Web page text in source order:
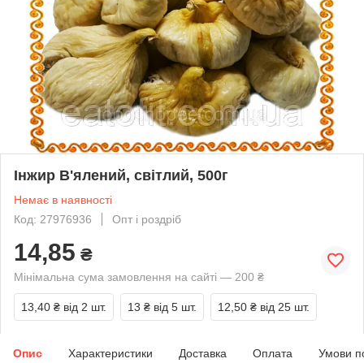
Інжир В'ялений, світлий, 500г
Немає в наявності
Код: 27976936
Опт і роздріб
14,85 ₴
Мінімальна сума замовлення на сайті — 200 ₴
13,40 ₴ від 2 шт. 13 ₴ від 5 шт. 12,50 ₴ від 25 шт.
Опис Характеристики Доставка Оплата Умови